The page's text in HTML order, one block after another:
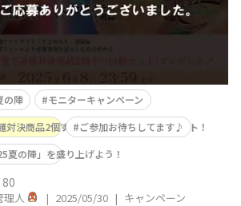
の陣
モニターキャンペーン
対決商品2個ずつ(4個セット)」をプレゼント！
ご参加お待ちしてます♪
夏の陣」を盛り上げよう！
80
理人 | 2025/05/30 | キャンペーン